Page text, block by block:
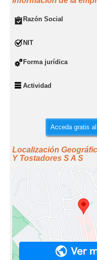
Razón Social
NIT
Forma jurídica
Actividad
Acceda gratis
Localización
Y Tostadores S A S